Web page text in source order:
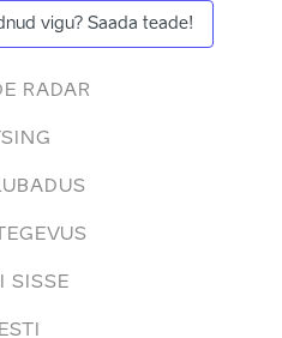
vigu? Saada teade!
RADAR
SISSE